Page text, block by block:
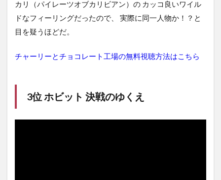
カリ（パイレーツオブカリビアン）の カッコ良いワイル
ドなフィーリングだったので、 実際に同一人物か！？と
目を疑うほどだ。
チャーリーとチョコレート工場の無料視聴方法はこちら
3位 ホビット 決戦のゆくえ